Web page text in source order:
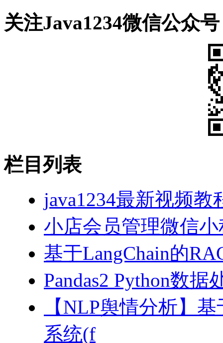
关注Java1234微信公众号
栏目列表
java1234最新视频教
小店会员管理微信
基于LangChain的
Pandas2 Python数
【NLP舆情分析】
系统(f